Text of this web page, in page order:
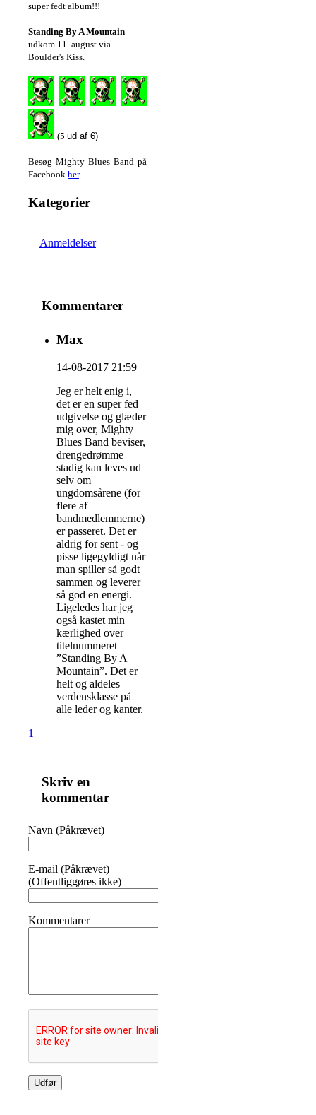
super fedt album!!!
Standing By A Mountain
udkom 11. august via
Boulder's Kiss.
(5 ud af 6)
Besøg Mighty Blues Band på
Facebook her.
Kategorier
Anmeldelser
Kommentarer
Max
14-08-2017 21:59
Jeg er helt enig i,
det er en super fed
udgivelse og glæder
mig over, Mighty
Blues Band beviser,
drengedrømme
stadig kan leves ud
selv om
ungdomsårene (for
flere af
bandmedlemmerne)
er passeret. Det er
aldrig for sent - og
pisse ligegyldigt når
man spiller så godt
sammen og leverer
så god en energi.
Ligeledes har jeg
også kastet min
kærlighed over
titelnummeret
”Standing By A
Mountain”. Det er
helt og aldeles
verdensklasse på
alle leder og kanter.
1
Skriv en
kommentar
Navn (Påkrævet)
E-mail (Påkrævet)
(Offentliggøres ikke)
Kommentarer